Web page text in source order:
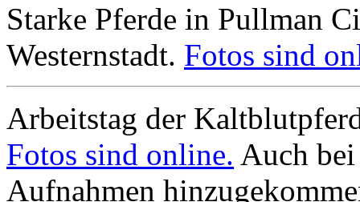
Starke Pferde in Pullman
Westernstadt. Fotos sind
Arbeitstag der
Fotos sind online. Auch
Aufnahmen